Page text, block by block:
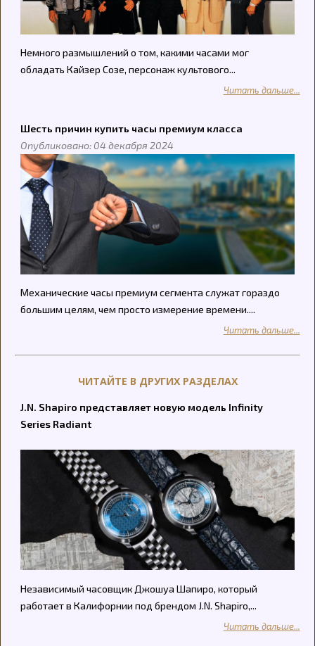
Немного размышлений о том, какими часами мог
обладать Кайзер Созе, персонаж культового...
Читать дальше...
Шесть причин купить часы премиум класса
Опубликовано: 04 декабря 2024
Механические часы премиум сегмента служат гораздо
большим целям, чем просто измерение времени....
Читать дальше...
ЧИТАЙТЕ В ДРУГИХ РАЗДЕЛАХ
J.N. Shapiro представляет новую модель Infinity
Series Radiant
Независимый часовщик Джошуа Шапиро, который
работает в Калифорнии под брендом J.N. Shapiro,...
Читать дальше...